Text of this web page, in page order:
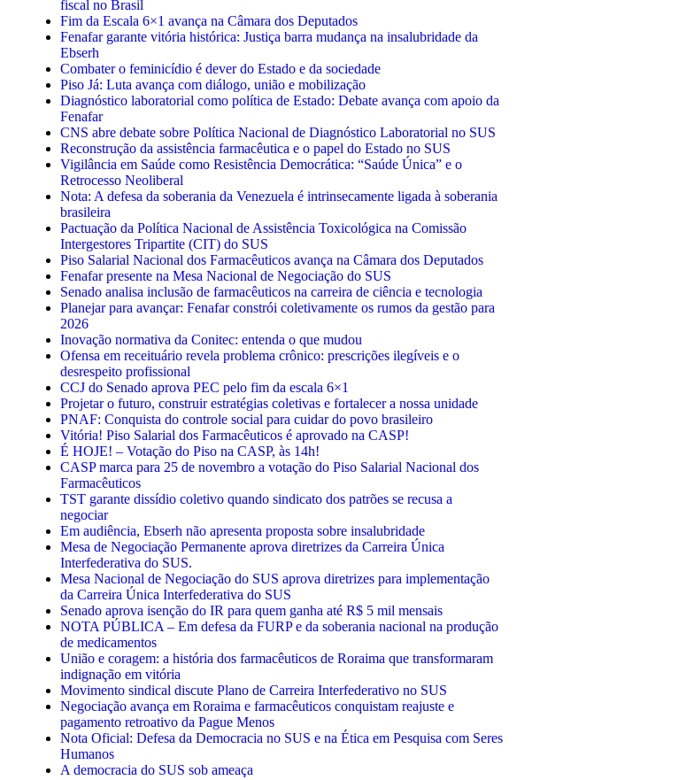
fiscal no Brasil
Fim da Escala 6×1 avança na Câmara dos Deputados
Fenafar garante vitória histórica: Justiça barra mudança na insalubridade da
Ebserh
Combater o feminicídio é dever do Estado e da sociedade
Piso Já: Luta avança com diálogo, união e mobilização
Diagnóstico laboratorial como política de Estado: Debate avança com apoio da
Fenafar
CNS abre debate sobre Política Nacional de Diagnóstico Laboratorial no SUS
Reconstrução da assistência farmacêutica e o papel do Estado no SUS
Vigilância em Saúde como Resistência Democrática: “Saúde Única” e o
Retrocesso Neoliberal
Nota: A defesa da soberania da Venezuela é intrinsecamente ligada à soberania
brasileira
Pactuação da Política Nacional de Assistência Toxicológica na Comissão
Intergestores Tripartite (CIT) do SUS
Piso Salarial Nacional dos Farmacêuticos avança na Câmara dos Deputados
Fenafar presente na Mesa Nacional de Negociação do SUS
Senado analisa inclusão de farmacêuticos na carreira de ciência e tecnologia
Planejar para avançar: Fenafar constrói coletivamente os rumos da gestão para
2026
Inovação normativa da Conitec: entenda o que mudou
Ofensa em receituário revela problema crônico: prescrições ilegíveis e o
desrespeito profissional
CCJ do Senado aprova PEC pelo fim da escala 6×1
Projetar o futuro, construir estratégias coletivas e fortalecer a nossa unidade
PNAF: Conquista do controle social para cuidar do povo brasileiro
Vitória! Piso Salarial dos Farmacêuticos é aprovado na CASP!
É HOJE! – Votação do Piso na CASP, às 14h!
CASP marca para 25 de novembro a votação do Piso Salarial Nacional dos
Farmacêuticos
TST garante dissídio coletivo quando sindicato dos patrões se recusa a
negociar
Em audiência, Ebserh não apresenta proposta sobre insalubridade
Mesa de Negociação Permanente aprova diretrizes da Carreira Única
Interfederativa do SUS.
Mesa Nacional de Negociação do SUS aprova diretrizes para implementação
da Carreira Única Interfederativa do SUS
Senado aprova isenção do IR para quem ganha até R$ 5 mil mensais
NOTA PÚBLICA – Em defesa da FURP e da soberania nacional na produção
de medicamentos
União e coragem: a história dos farmacêuticos de Roraima que transformaram
indignação em vitória
Movimento sindical discute Plano de Carreira Interfederativo no SUS
Negociação avança em Roraima e farmacêuticos conquistam reajuste e
pagamento retroativo da Pague Menos
Nota Oficial: Defesa da Democracia no SUS e na Ética em Pesquisa com Seres
Humanos
A democracia do SUS sob ameaça